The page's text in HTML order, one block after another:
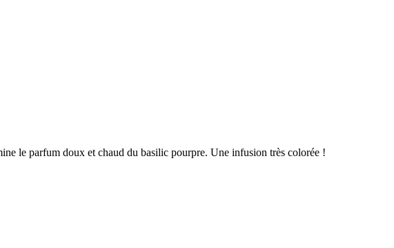
le parfum doux et chaud du basilic pourpre. Une infusion très colorée !